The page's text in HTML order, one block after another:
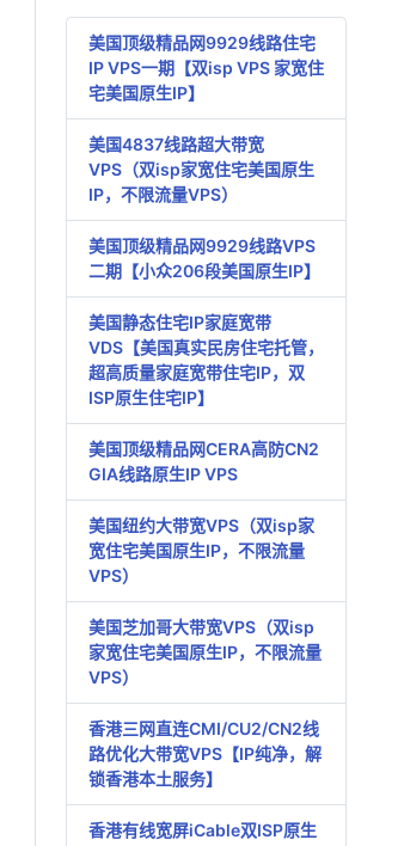
美国顶级精品网9929线路住宅
IP VPS一期【双isp VPS 家宽住
宅美国原生IP】
美国4837线路超大带宽
VPS（双isp家宽住宅美国原生
IP，不限流量VPS）
美国顶级精品网9929线路VPS
二期【小众206段美国原生IP】
美国静态住宅IP家庭宽带
VDS【美国真实民房住宅托管，
超高质量家庭宽带住宅IP，双
ISP原生住宅IP】
美国顶级精品网CERA高防CN2
GIA线路原生IP VPS
美国纽约大带宽VPS（双isp家
宽住宅美国原生IP，不限流量
VPS）
美国芝加哥大带宽VPS（双isp
家宽住宅美国原生IP，不限流量
VPS）
香港三网直连CMI/CU2/CN2线
路优化大带宽VPS【IP纯净，解
锁香港本土服务】
香港有线宽屏iCable双ISP原生